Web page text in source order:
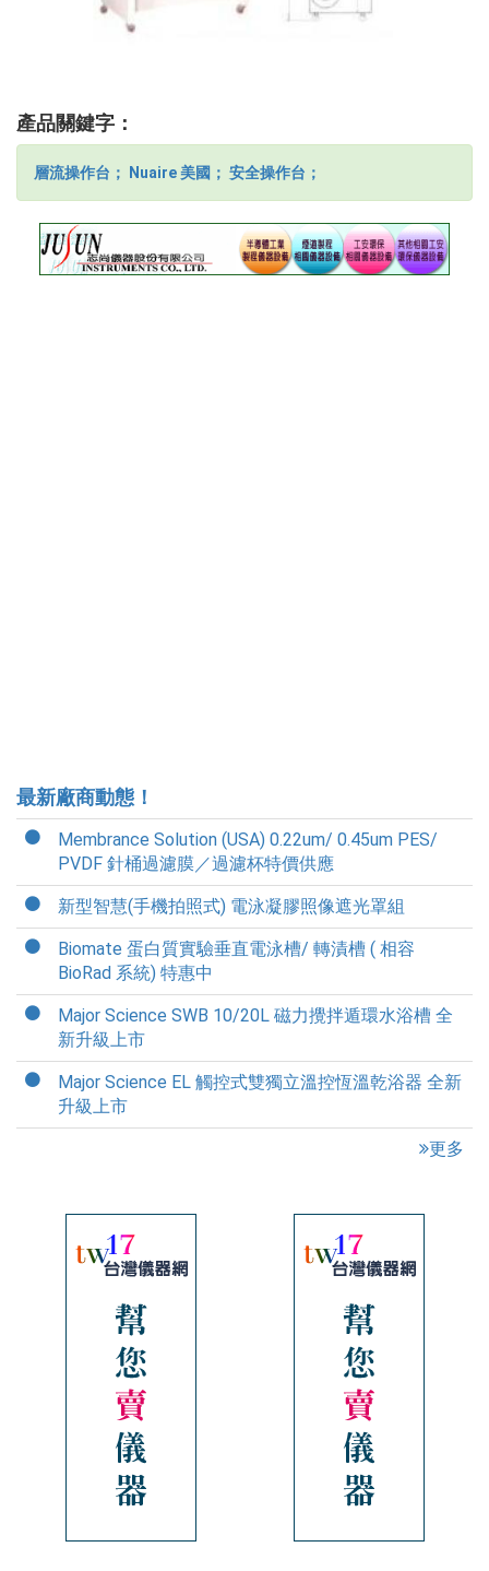
產品關鍵字：
層流操作台； Nuaire 美國； 安全操作台；
最新廠商動態！
Membrance Solution (USA) 0.22um/ 0.45um PES/
PVDF 針桶過濾膜／過濾杯特價供應
新型智慧(手機拍照式) 電泳凝膠照像遮光罩組
Biomate 蛋白質實驗垂直電泳槽/ 轉漬槽 ( 相容
BioRad 系統) 特惠中
Major Science SWB 10/20L 磁力攪拌遁環水浴槽 全
新升級上市
Major Science EL 觸控式雙獨立溫控恆溫乾浴器 全新
升級上市
更多